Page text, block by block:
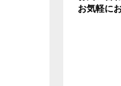
お気軽に